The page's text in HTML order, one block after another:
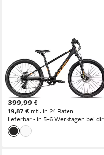
Mountainbike Axess Stipe 24
Pro
30 cm Rahmenhöhe
7 Gänge
80 kg Zul. Gesamtgewicht
399,99 €
19,87 € mtl. in 24 Raten
lieferbar - in 5-6 Werktagen bei dir